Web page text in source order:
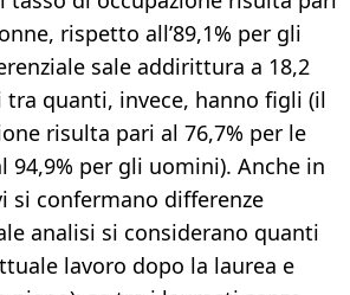
rispetto all’89,1% per gli
sale addirittura a 18,2
quanti, invece, hanno figli (il
risulta pari al 76,7% per le
94,9% per gli uomini). Anche in
confermano differenze
analisi si considerano quanti
lavoro dopo la laurea e